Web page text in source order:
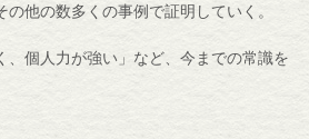
他の数多くの事例で証明していく。
個人力が強い」など、今までの常識を